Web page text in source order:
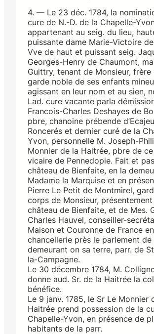
4. — Le 23 déc. 1784, la
cure de N.-D. de la Chapelle-
appartenant au seig. du lieu,
puissante dame Marie-Victoire
Vve de haut et puissant seig.
Georges-Henry de Chaumont,
Guittry, tenant de Monsieur, frère
garde noble de ses enfants
agissant en leur nom et au sien,
Lad. cure vacante parla
Francois-Charles Deshayes de
pbre, chanoine prébende
Roncerés et dernier curé de la
Yvon, personnelle M. Joseph-
Monnier de la Haitrée, pbre de
vicaire de Pennedopie. Fait et
château de Bienfaite, en la
Madame la Marquise et en
Pierre Le Petit de Montmirel,
corps de Monsieur, présentement
château de Bienfaite, et de Mes.
Charles Hauvel, conseiller-
Maison et Couronne de France
chancellerie près le parlement de
demeurant on sa terre, parr. de
la-Campagne.
Le 30 décembre 1784, M.
donne aud. Sr. de la Haitrée la
bénéfice.
Le 9 janv. 1785, le Sr Le Monnier
Haitrée prend possession de la
Chapelle-Yvon, en présence de
habitants de la parr.